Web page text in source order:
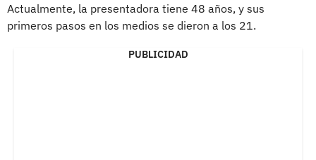
Actualmente, la presentadora tiene 48 años, y sus
primeros pasos en los medios se dieron a los 21.
PUBLICIDAD